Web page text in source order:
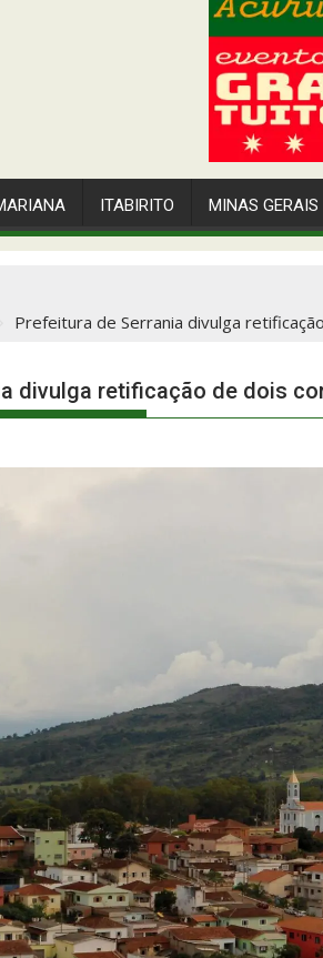
ITABIRITO MINAS GERAIS
Prefeitura de Serrania divulga
divulga retificação de dois